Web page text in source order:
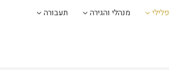
פלילי מנהלי והגירה תעבורה